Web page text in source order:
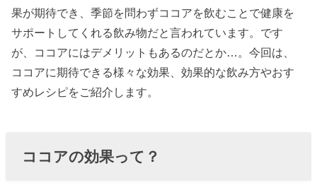
って？
» ココア
の効果
①紫外
線によ
の軽減
果が期待でき、季節を問わずココアを飲むことで健康を
サポートしてくれる飲み物だと言われています。です
が、ココアにはデメリットもあるのだとか…。今回は、
ココアに期待できる様々な効果、効果的な飲み方やおす
すめレシピをご紹介します。
ココアの効果って？